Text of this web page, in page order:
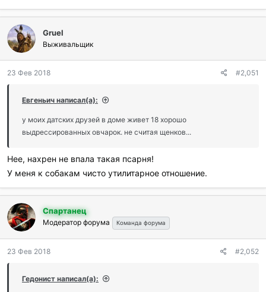
Gruel
Выживальщик
23 Фев 2018 #2,051
Евгеньич написал(а):
у моих датских друзей в доме живет 18 хорошо
выдрессированных овчарок. не считая щенков...
Нее, нахрен не впала такая псарня!
У меня к собакам чисто утилитарное отношение.
Спартанец
Модератор форума Команда форума
23 Фев 2018 #2,052
Гедонист написал(а):